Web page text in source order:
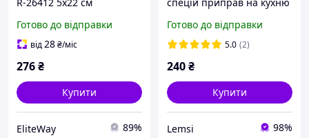
Готово до відправки
від28₴/міс
276₴
Купити
EliteWay 89%
(25 см)
Готово до відправки
5.0 (2)
240₴
Купити
Lemsi 98%